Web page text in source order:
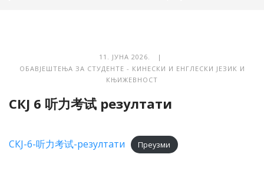
11. ЈУНА 2026. |
ОБАВЈЕШТЕЊА ЗА СТУДЕНТЕ - КИНЕСКИ И ЕНГЛЕСКИ ЈЕЗИК И
КЊИЖЕВНОСТ
СКЈ 6 听力考试 резултати
СКЈ-6-听力考试-резултати Преузми